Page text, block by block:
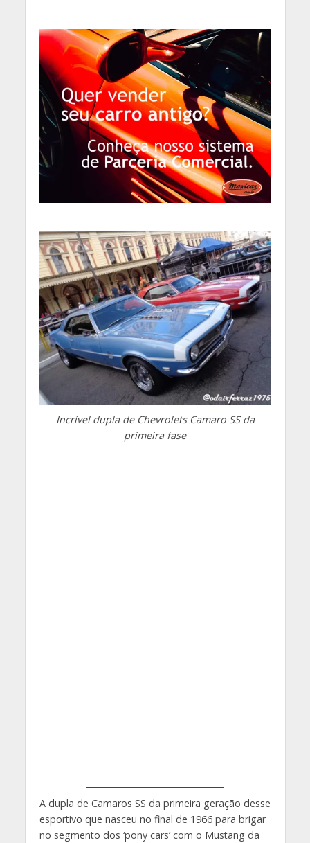
Incrível dupla de Chevrolets Camaro SS da
primeira fase
A dupla de Camaros SS da primeira geração desse
esportivo que nasceu no final de 1966 para brigar
no segmento dos ‘pony cars’ com o Mustang da